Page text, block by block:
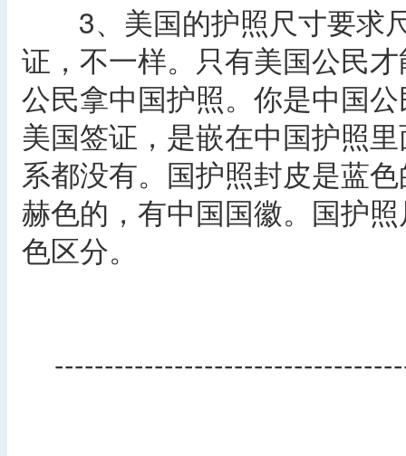
3、美国的护照尺寸要求
证，不一样。只有美国公民
公民拿中国护照。你是中国
美国签证，是嵌在中国护照
系都没有。国护照封皮是蓝
赫色的，有中国国徽。国护
色区分。